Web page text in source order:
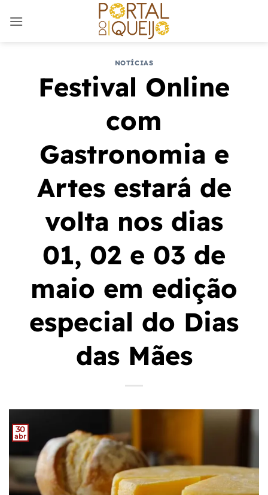
NOTÍCIAS
Festival Online
com
Gastronomia e
Artes estará de
volta nos dias
01, 02 e 03 de
maio em edição
especial do Dias
das Mães
30
abr